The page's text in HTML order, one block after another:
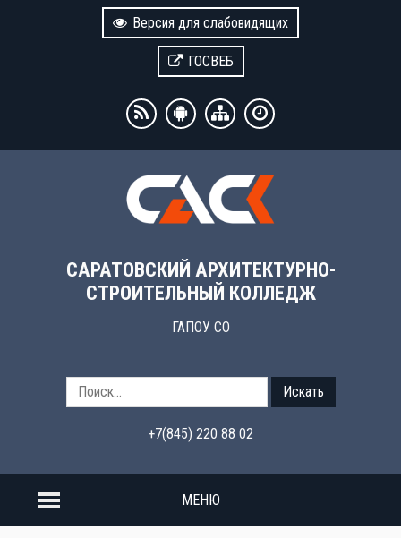
Версия для слабовидящих
ГОСВЕБ
САРАТОВСКИЙ АРХИТЕКТУРНО-
СТРОИТЕЛЬНЫЙ КОЛЛЕДЖ
ГАПОУ СО
Искать
+7(845) 220 88 02
МЕНЮ